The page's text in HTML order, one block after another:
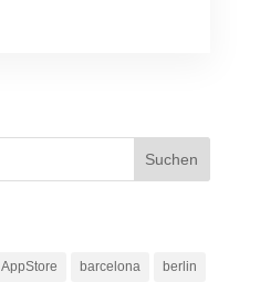
AppStore barcelona berlin